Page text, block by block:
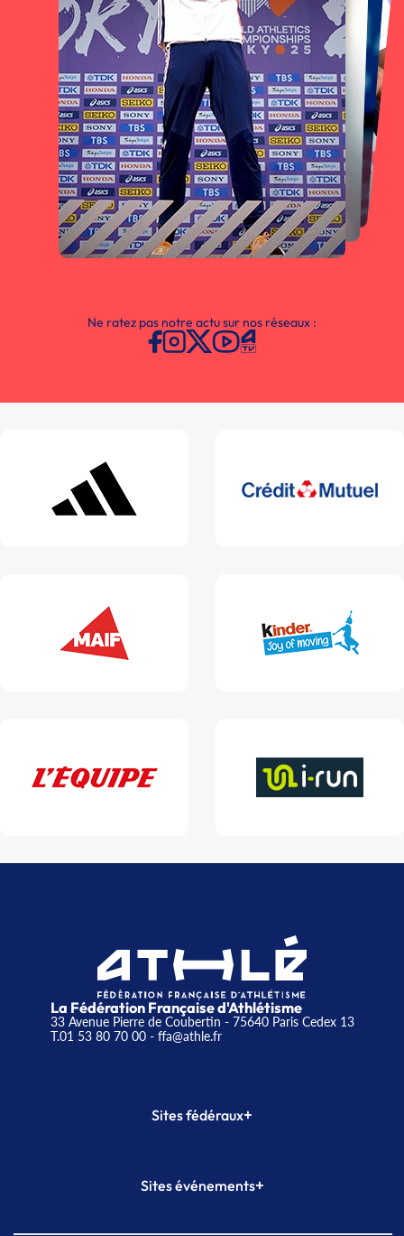
Ne ratez pas notre actu sur nos réseaux :
La Fédération Française d'Athlétisme
33 Avenue Pierre de Coubertin - 75640 Paris Cedex 13
T.01 53 80 70 00- ffa@athle.fr
Sites fédéraux+
Plateforme Formation
Sites événements+